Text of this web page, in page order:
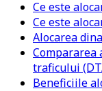
Ce este
Ce este
Alocarea
Compararea
traficului
Beneficiile